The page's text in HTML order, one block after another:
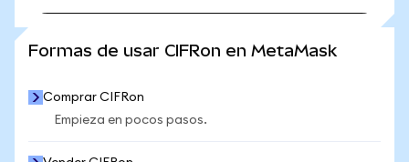
Formas de usar CIFRon en MetaMask
Comprar CIFRon
Empieza en pocos pasos.